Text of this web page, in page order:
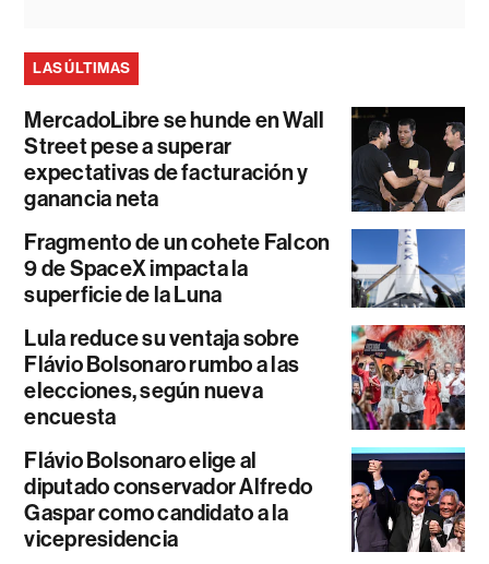
LAS ÚLTIMAS
MercadoLibre se hunde en Wall
Street pese a superar
expectativas de facturación y
ganancia neta
Fragmento de un cohete Falcon
9 de SpaceX impacta la
superficie de la Luna
Lula reduce su ventaja sobre
Flávio Bolsonaro rumbo a las
elecciones, según nueva
encuesta
Flávio Bolsonaro elige al
diputado conservador Alfredo
Gaspar como candidato a la
vicepresidencia